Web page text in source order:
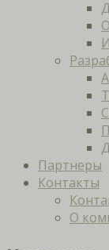
Партнеры
Контакты
О